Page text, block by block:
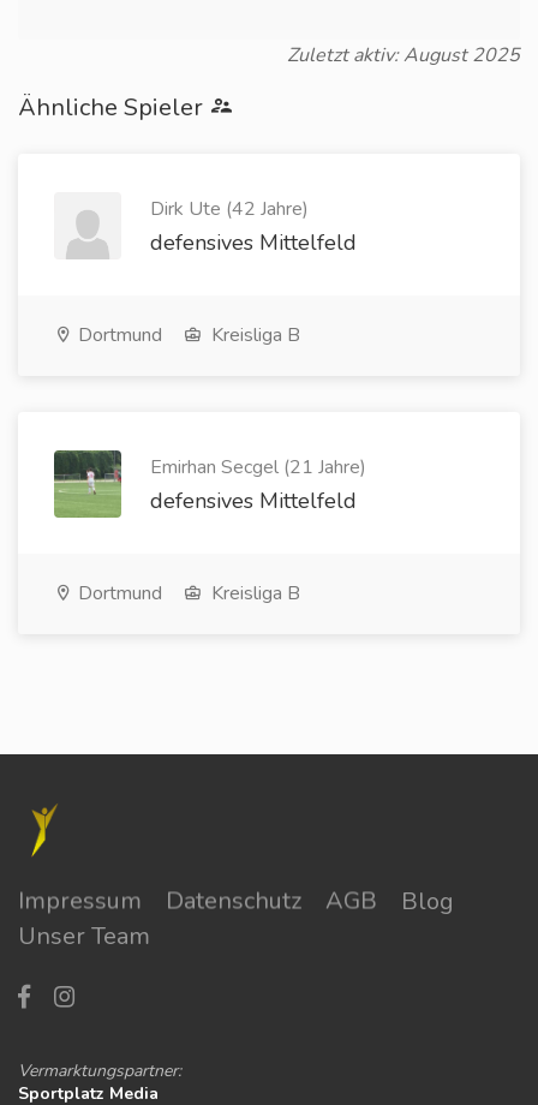
Zuletzt aktiv: August 2025
Ähnliche Spieler
Dirk Ute (42 Jahre)
defensives Mittelfeld
Dortmund Kreisliga B
Emirhan Secgel (21 Jahre)
defensives Mittelfeld
Dortmund Kreisliga B
Impressum Datenschutz AGB
Blog
Unser Team
Vermarktungspartner:
Sportplatz Media